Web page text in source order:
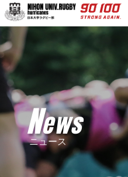
News
ニュース